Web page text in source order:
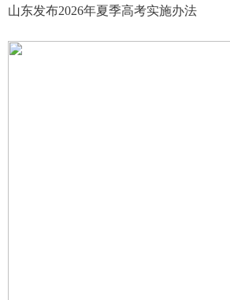
山东发布2026年夏季高考实施办法